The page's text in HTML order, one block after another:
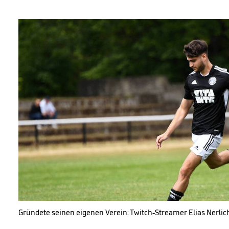
Gründete seinen eigenen Verein: Twitch-Streamer Elias